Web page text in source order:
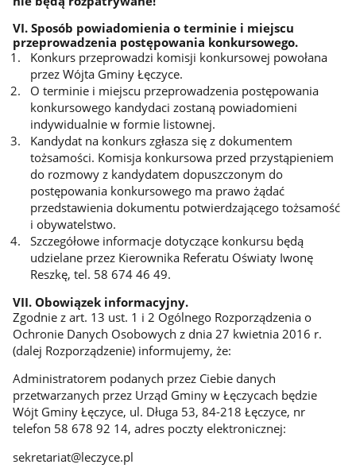
VI. Sposób powiadomienia o terminie i miejscu
przeprowadzenia postępowania konkursowego.
Konkurs przeprowadzi komisji konkursowej powołana
przez Wójta Gminy Łęczyce.
O terminie i miejscu przeprowadzenia postępowania
konkursowego kandydaci zostaną powiadomieni
indywidualnie w formie listownej.
Kandydat na konkurs zgłasza się z dokumentem
tożsamości. Komisja konkursowa przed przystąpieniem
do rozmowy z kandydatem dopuszczonym do
postępowania konkursowego ma prawo żądać
przedstawienia dokumentu potwierdzającego tożsamość
i obywatelstwo.
Szczegółowe informacje dotyczące konkursu będą
udzielane przez Kierownika Referatu Oświaty Iwonę
Reszkę, tel. 58 674 46 49.
VII. Obowiązek informacyjny.
Zgodnie z art. 13 ust. 1 i 2 Ogólnego Rozporządzenia o
Ochronie Danych Osobowych z dnia 27 kwietnia 2016 r.
(dalej Rozporządzenie) informujemy, że:
Administratorem podanych przez Ciebie danych
przetwarzanych przez Urząd Gminy w Łęczycach będzie
Wójt Gminy Łęczyce, ul. Długa 53, 84-218 Łęczyce, nr
telefon 58 678 92 14, adres poczty elektronicznej:
sekretariat@leczyce.pl